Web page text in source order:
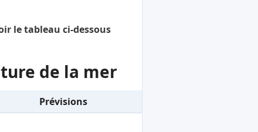
le tableau ci-dessous
de la mer
Prévisions